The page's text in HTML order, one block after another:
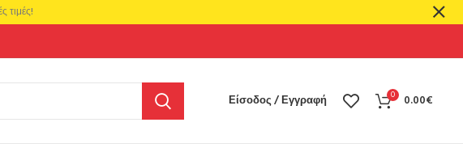
Είσοδος / Εγγραφή 0 0.00€
τιμές!